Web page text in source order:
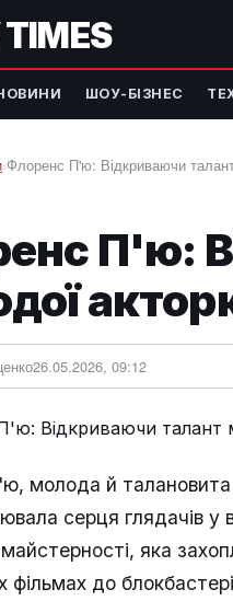
ШОУ-БІЗНЕС
›Флоренс П'ю: Відкриваючи
П'ю:
26.05.2026, 09:12
молода й талановита
серця глядачів у
майстерності, яка
фільмах до